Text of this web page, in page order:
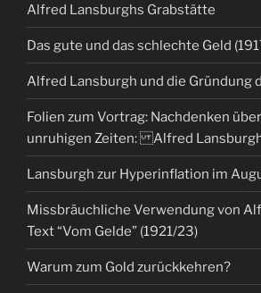
Alfred Lansburghs Grabstätte
Das gute und das schlechte Geld
Alfred Lansburgh und die Gründung
Folien zum Vortrag: Nachdenken
unruhigen Zeiten: Alfred Lansburgh
Lansburgh zur Hyperinflation im
Missbräuchliche Verwendung von
Text “Vom Gelde” (1921/23)
Warum zum Gold zurückkehren?